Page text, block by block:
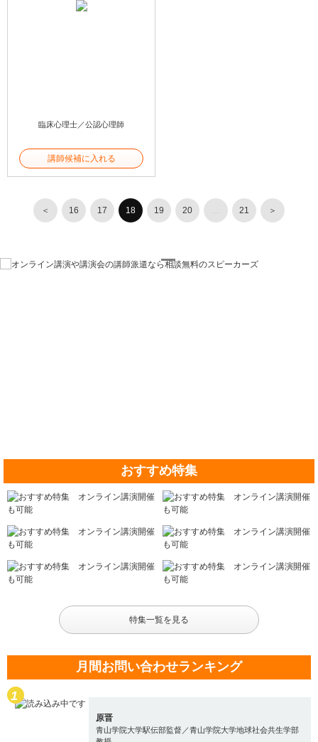
臨床心理士／公認心理師
講師候補に入れる
＜ 16 17 18 19 20 21 ＞
おすすめ特集
特集一覧を見る
月間お問い合わせランキング
原晋
青山学院大学駅伝部監督／青山学院大学地球社会共生学部